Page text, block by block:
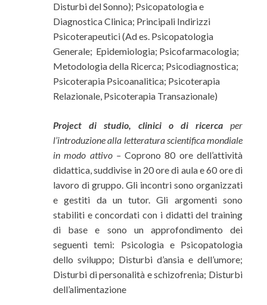
Disturbi del Sonno); Psicopatologia e
Diagnostica Clinica; Principali Indirizzi
Psicoterapeutici (Ad es. Psicopatologia
Generale; Epidemiologia; Psicofarmacologia;
Metodologia della Ricerca; Psicodiagnostica;
Psicoterapia Psicoanalitica; Psicoterapia
Relazionale, Psicoterapia Transazionale)
Project di studio, clinici o di ricerca per
l’introduzione alla letteratura scientifica mondiale
in modo attivo –Coprono 80 ore dell’attività
didattica, suddivise in 20 ore di aula e 60 ore di
lavoro di gruppo. Gli incontri sono organizzati
e gestiti da un tutor. Gli argomenti sono
stabiliti e concordati con i didatti del training
di base e sono un approfondimento dei
seguenti temi: Psicologia e Psicopatologia
dello sviluppo; Disturbi d’ansia e dell’umore;
Disturbi di personalità e schizofrenia; Disturbi
dell’alimentazione